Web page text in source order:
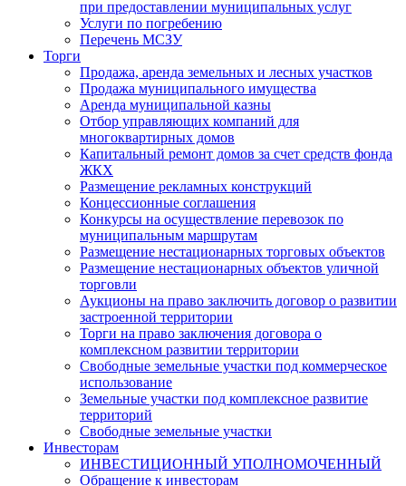
при предоставлении муниципальных услуг
Услуги по погребению
Перечень МСЗУ
Торги
Продажа, аренда земельных и лесных участков
Продажа муниципального имущества
Аренда муниципальной казны
Отбор управляющих компаний для
многоквартирных домов
Капитальный ремонт домов за счет средств фонда
ЖКХ
Размещение рекламных конструкций
Концессионные соглашения
Конкурсы на осуществление перевозок по
муниципальным маршрутам
Размещение нестационарных торговых объектов
Размещение нестационарных объектов уличной
торговли
Аукционы на право заключить договор о развитии
застроенной территории
Торги на право заключения договора о
комплексном развитии территории
Свободные земельные участки под коммерческое
использование
Земельные участки под комплексное развитие
территорий
Свободные земельные участки
Инвесторам
ИНВЕСТИЦИОННЫЙ УПОЛНОМОЧЕННЫЙ
Обращение к инвесторам